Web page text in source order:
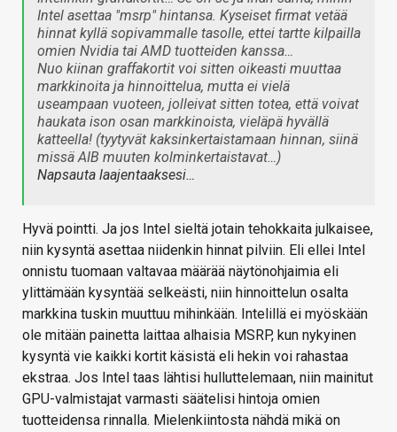
Intel asettaa "msrp" hintansa. Kyseiset firmat vetää
hinnat kyllä sopivammalle tasolle, ettei tartte kilpailla
omien Nvidia tai AMD tuotteiden kanssa…
Nuo kiinan graffakortit voi sitten oikeasti muuttaa
markkinoita ja hinnoittelua, mutta ei vielä
useampaan vuoteen, jolleivat sitten totea, että voivat
haukata ison osan markkinoista, vieläpä hyvällä
katteella! (tyytyvät kaksinkertaistamaan hinnan, siinä
missä AIB muuten kolminkertaistavat…)
Napsauta laajentaaksesi…
Hyvä pointti. Ja jos Intel sieltä jotain tehokkaita julkaisee,
niin kysyntä asettaa niidenkin hinnat pilviin. Eli ellei Intel
onnistu tuomaan valtavaa määrää näytönohjaimia eli
ylittämään kysyntää selkeästi, niin hinnoittelun osalta
markkina tuskin muuttuu mihinkään. Intelillä ei myöskään
ole mitään painetta laittaa alhaisia MSRP, kun nykyinen
kysyntä vie kaikki kortit käsistä eli hekin voi rahastaa
ekstraa. Jos Intel taas lähtisi hulluttelemaan, niin mainitut
GPU-valmistajat varmasti säätelisi hintoja omien
tuotteidensa rinnalla. Mielenkiintosta nähdä mikä on